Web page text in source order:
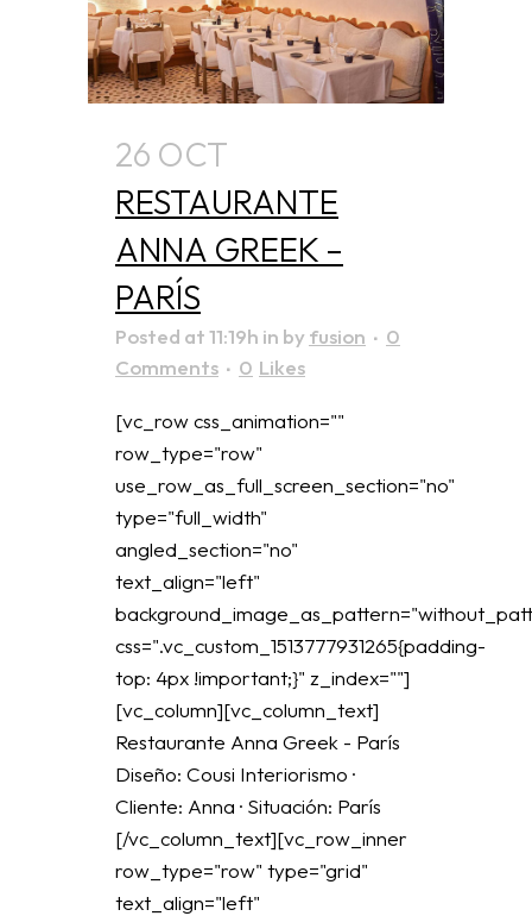
26 OCT
RESTAURANTE
ANNA GREEK –
PARÍS
Posted at 11:19h in byfusion
0
Comments
0 Likes
[vc_row css_animation=""
row_type="row"
use_row_as_full_screen_section="no"
type="full_width"
angled_section="no"
text_align="left"
css=".vc_custom_1513777931265{padding-
top: 4px !important;}" z_index=""]
[vc_column][vc_column_text]
Restaurante Anna Greek - París
Diseño: Cousi Interiorismo ·
Cliente: Anna · Situación: París
[/vc_column_text][vc_row_inner
row_type="row" type="grid"
text_align="left"